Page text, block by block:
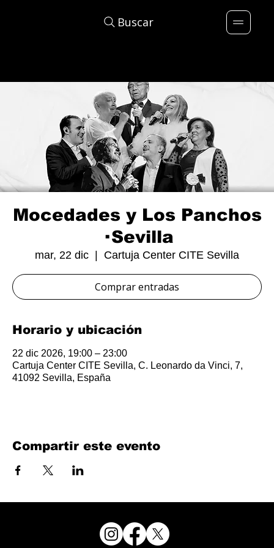
Buscar
Mocedades y Los Panchos
· Sevilla
mar, 22 dic Cartuja Center CITE Sevilla
Comprar entradas
Horario y ubicación
22 dic 2026, 19:00 – 23:00
Cartuja Center CITE Sevilla, C. Leonardo da Vinci, 7,
41092 Sevilla, España
Compartir este evento